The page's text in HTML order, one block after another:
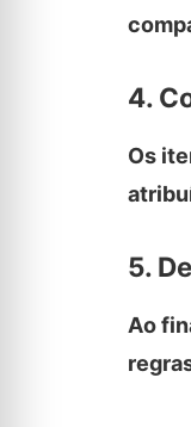
4.
Os
5.
Ao